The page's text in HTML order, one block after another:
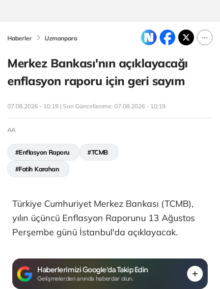
Haberler Uzmanpara
Merkez Bankası'nın açıklayacağı
enflasyon raporu için geri sayım
07.08.2026 - 10:19 | Son Güncellenme: 07.08.2026 - 10:19
AA
#Enflasyon Raporu #TCMB
#Fatih Karahan
Türkiye Cumhuriyet Merkez Bankası (TCMB),
yılın üçüncü Enflasyon Raporunu 13 Ağustos
Perşembe günü İstanbul'da açıklayacak.
Haberlerimizi Google'da Takip Edin
Gelişmelerden anında haberdar olun.